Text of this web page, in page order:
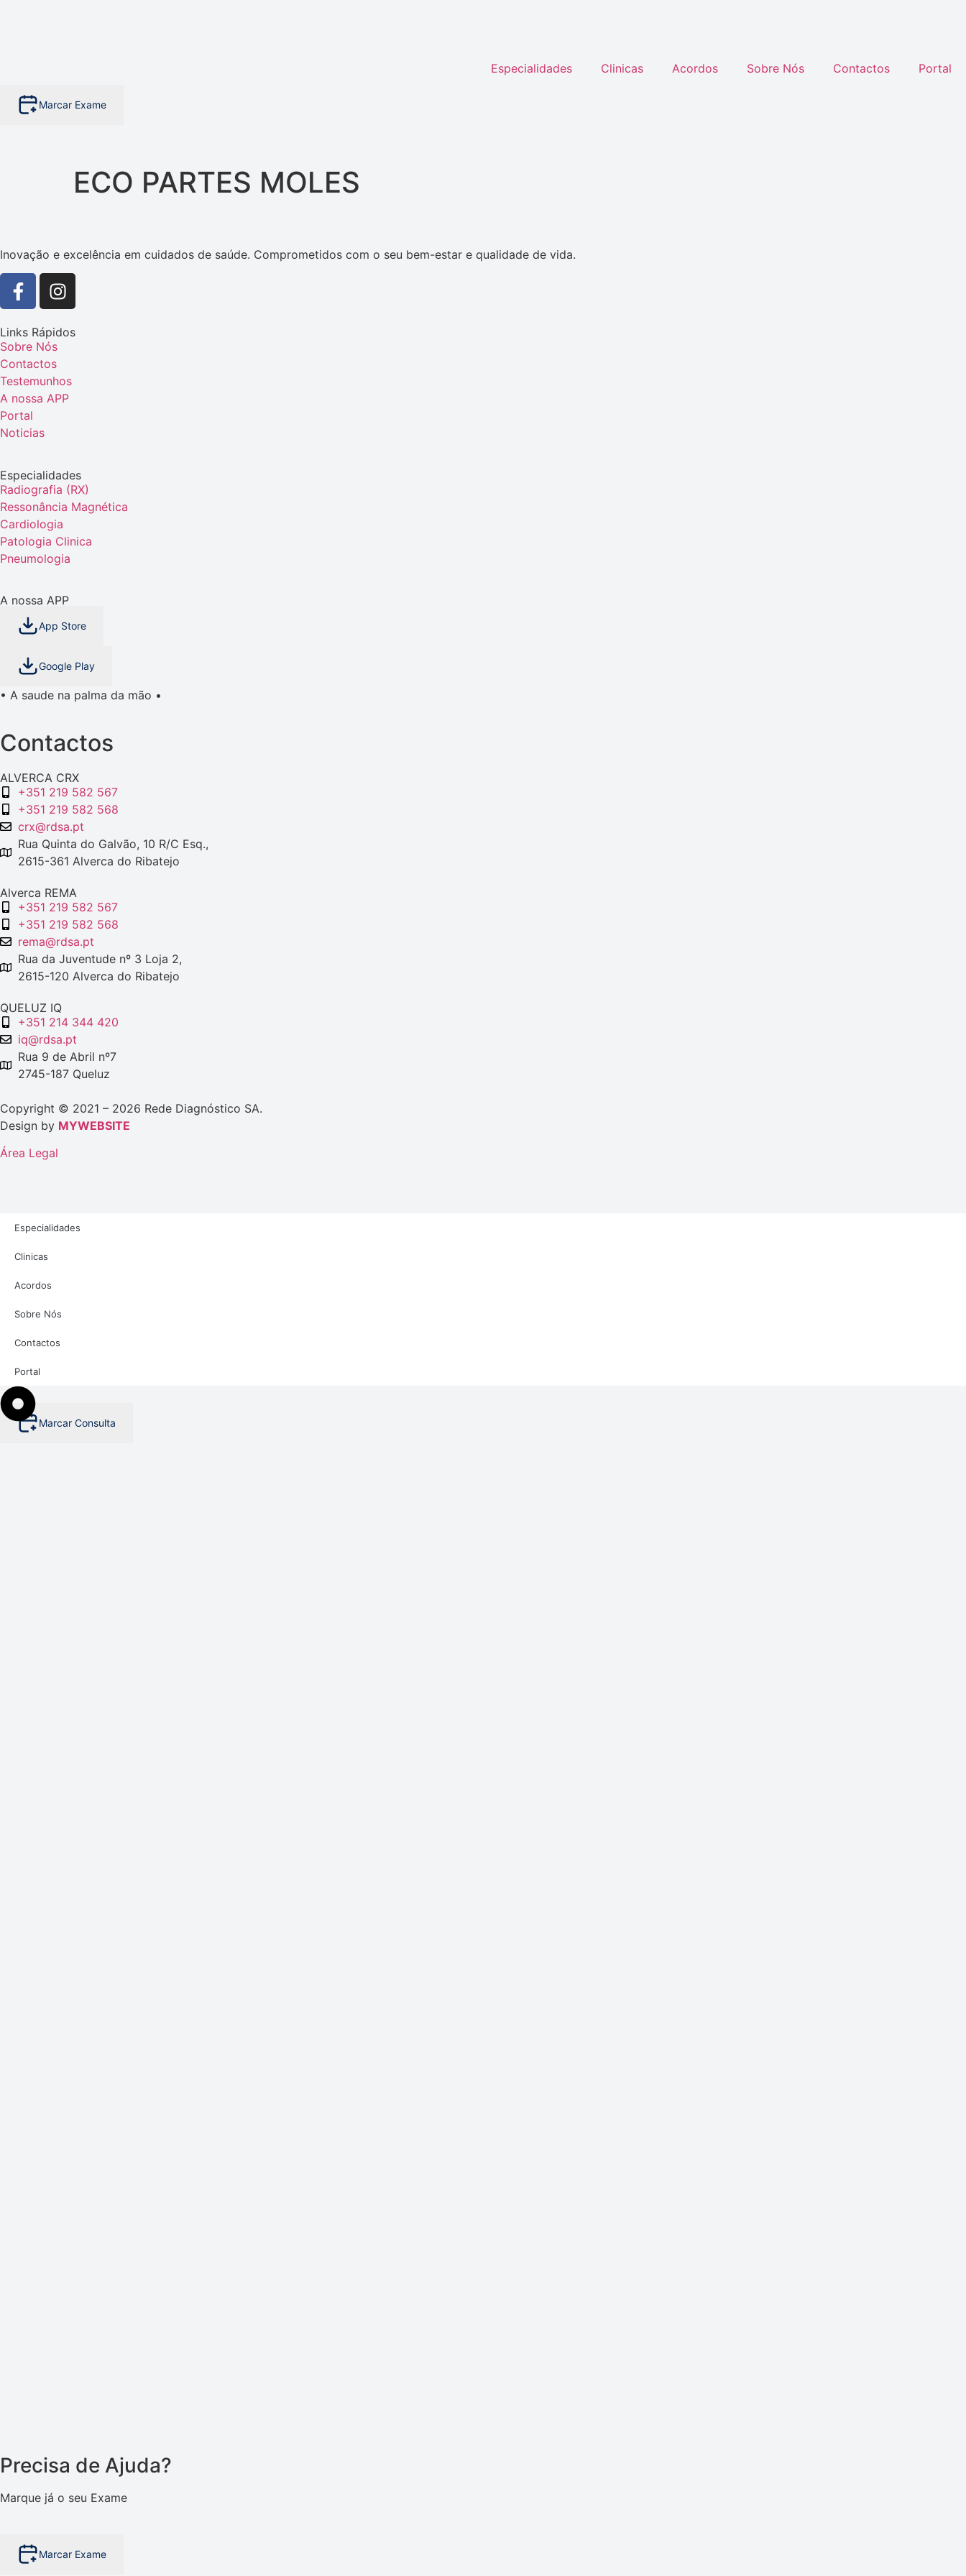
Especialidades Clinicas Acordos Sobre Nós Contactos Portal
Marcar Exame
ECO PARTES MOLES
Inovação e excelência em cuidados de saúde. Comprometidos com o seu bem-estar e qualidade de vida.
Links Rápidos
Sobre Nós
Contactos
Testemunhos
A nossa APP
Portal
Noticias
Especialidades
Radiografia (RX)
Ressonância Magnética
Cardiologia
Patologia Clinica
Pneumologia
A nossa APP
App Store
Google Play
• A saude na palma da mão •
Contactos
ALVERCA CRX
+351 219 582 567
+351 219 582 568
crx@rdsa.pt
Rua Quinta do Galvão, 10 R/C Esq.,
2615-361 Alverca do Ribatejo
Alverca REMA
+351 219 582 567
+351 219 582 568
rema@rdsa.pt
Rua da Juventude nº 3 Loja 2,
2615-120 Alverca do Ribatejo
QUELUZ IQ
+351 214 344 420
iq@rdsa.pt
Rua 9 de Abril nº7
2745-187 Queluz
Copyright © 2021 – 2026 Rede Diagnóstico SA.
Design by MYWEBSITE
Área Legal
Especialidades
Clinicas
Acordos
Sobre Nós
Contactos
Portal
Marcar Consulta
Precisa de Ajuda?
Marque já o seu Exame
Marcar Exame